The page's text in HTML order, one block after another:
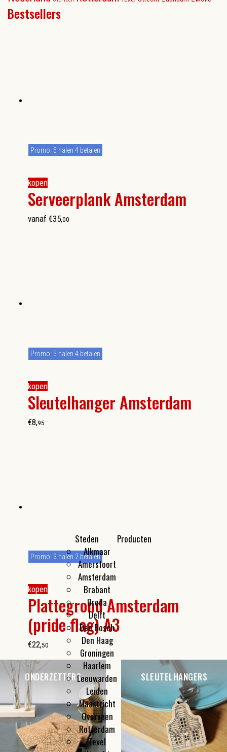
Kleine cadeautjes
Flesopeners
Make-up spiegeltjes
Steden
Alkmaar
Amersfoort
Amsterdam
Brabant
Breda
Delft
Den Bosch
Den Haag
Groningen
Haarlem
Leeuwarden
Leiden
Maastricht
Overveen
Rotterdam
Texel
Producten
Bestsellers
kopen
Serveerplank Amsterdam
Promo: 5 halen 4 betalen
vanaf €35,00
kopen
Sleutelhanger Amsterdam
Promo: 5 halen 4 betalen
€8,95
kopen
Plattegrond Amsterdam
(pride flag) A3
Promo: 3 halen 2 betalen
€22,50
ONDERZETTERS SLEUTELHANGERS